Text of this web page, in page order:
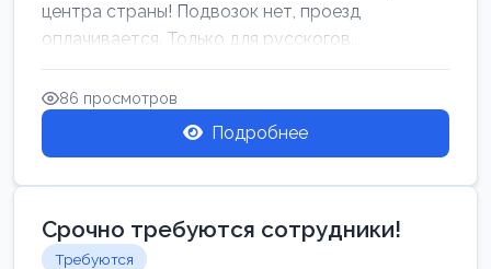
центра страны! Подвозок нет, проезд
оплачивается. Только для русскогов...
86 просмотров
Подробнее
Срочно требуются сотрудники!
Требуются